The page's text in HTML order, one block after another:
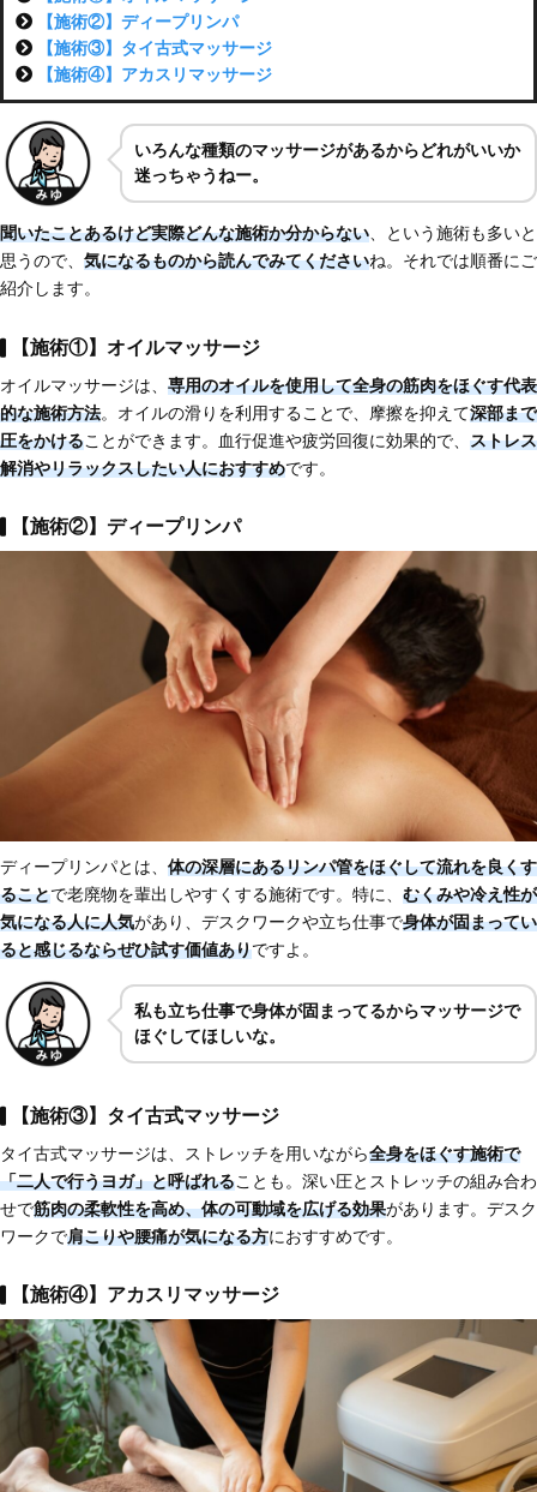
【施術②】ディープリンパ
【施術③】タイ古式マッサージ
【施術④】アカスリマッサージ
いろんな種類のマッサージがあるからどれがいいか
迷っちゃうねー。
聞いたことあるけど実際どんな施術か分からない、という施術も多いと
思うので、 気になるものから読んでみてくださいね。それでは順番にご
紹介します。
【施術①】オイルマッサージ
オイルマッサージは、 専用のオイルを使用して全身の筋肉をほぐす代表
的な施術方法。オイルの滑りを利用することで、摩擦を抑えて深部まで
圧をかけることができます。血行促進や疲労回復に効果的で、 ストレス
解消やリラックスしたい人におすすめです。
【施術②】ディープリンパ
ディープリンパとは、 体の深層にあるリンパ管をほぐして流れを良くす
ることで老廃物を輩出しやすくする施術です。特に、 むくみや冷え性が
気になる人に人気があり、デスクワークや立ち仕事で身体が固まってい
ると感じるならぜひ試す価値ありですよ。
私も立ち仕事で身体が固まってるからマッサージで
ほぐしてほしいな。
【施術③】タイ古式マッサージ
タイ古式マッサージは、ストレッチを用いながら全身をほぐす施術で
「二人で行うヨガ」と呼ばれることも。深い圧とストレッチの組み合わ
せで筋肉の柔軟性を高め、体の可動域を広げる効果があります。デスク
ワークで肩こりや腰痛が気になる方におすすめです。
【施術④】アカスリマッサージ